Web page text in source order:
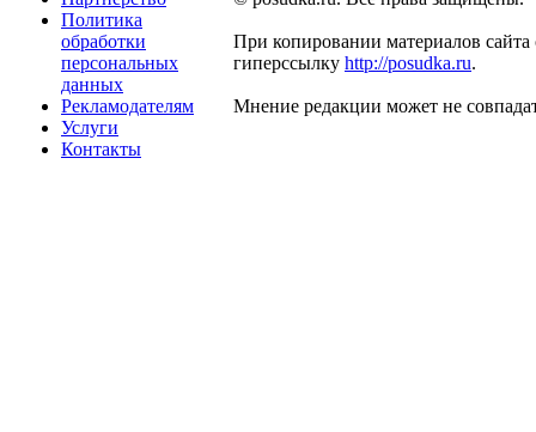
Политика
обработки
персональных
данных
Рекламодателям
Услуги
Контакты
При копировании материалов сайта
гиперссылку http://posudka.ru.
Мнение редакции может не